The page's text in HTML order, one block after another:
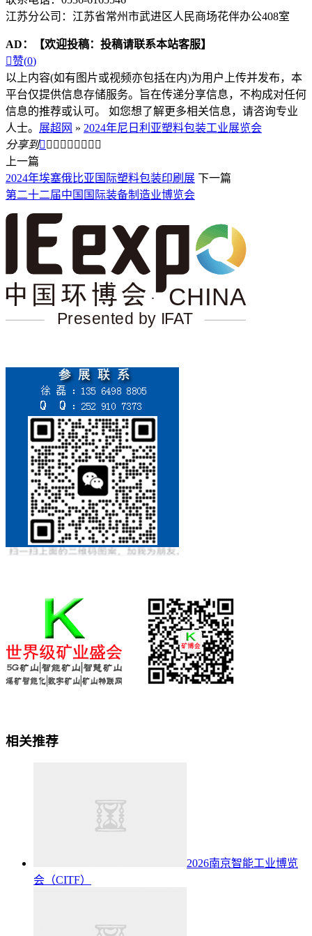
江苏分公司：江苏省常州市武进区人民商场花伴办公408室
AD：
【欢迎投稿：投稿请联系本站客服】
赞(0)
以上内容(如有图片或视频亦包括在内)为用户上传并发布，本
平台仅提供信息存储服务。旨在传递分享信息，不构成对任何
信息的推荐或认可。 如您想了解更多相关信息，请咨询专业
人士。 展超网 » 2024年尼日利亚塑料包装工业展览会
分享到        
上一篇
2024年埃塞俄比亚国际塑料包装印刷展 下一篇
第二十二届中国国际装备制造业博览会
相关推荐
2026南京智能工业博览
会（CITF）